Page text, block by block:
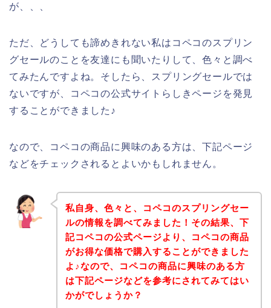
が、、、
ただ、どうしても諦めきれない私はコペコのスプリン
グセールのことを友達にも聞いたりして、色々と調べ
てみたんですよね。そしたら、スプリングセールでは
ないですが、コペコの公式サイトらしきページを発見
することができました♪
なので、コペコの商品に興味のある方は、下記ページ
などをチェックされるとよいかもしれません。
私自身、色々と、コペコのスプリングセー
ルの情報を調べてみました！その結果、下
記コペコの公式ページより、コペコの商品
がお得な価格で購入することができました
よ♪なので、コペコの商品に興味のある方
は下記ページなどを参考にされてみてはい
かがでしょうか？